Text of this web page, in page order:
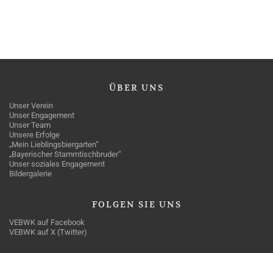
ÜBER UNS
Unser Verein
Unser Engagement
Unser Team
Unsere Erfolge
„Mein Lieblingsbiergarten“
„Bayerischer Stammtischbruder“
Unser soziales Engagement
Bildergalerie
FOLGEN SIE UNS
VEBWK auf Facebook
VEBWK auf X (Twitter)